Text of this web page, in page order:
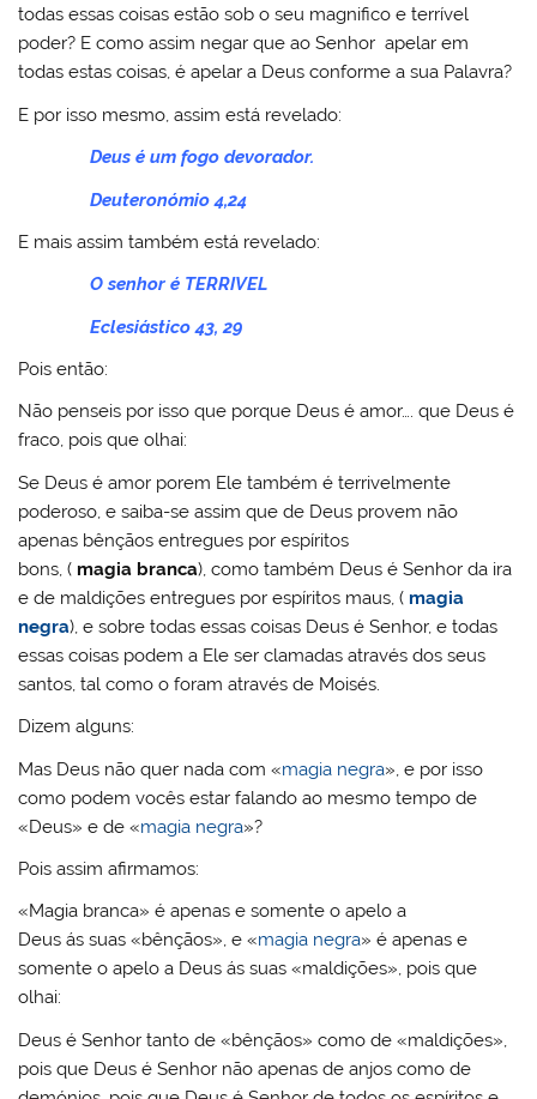
todas essas coisas estão sob o seu magnifico e terrível
poder? E como assim negar que ao Senhor apelar em
todas estas coisas, é apelar a Deus conforme a sua Palavra?
E por isso mesmo, assim está revelado:
Deus é um fogo devorador.
Deuteronómio 4,24
E mais assim também está revelado:
O senhor é TERRIVEL
Eclesiástico 43, 29
Pois então:
Não penseis por isso que porque Deus é amor…. que Deus é
fraco, pois que olhai:
Se Deus é amor porem Ele também é terrivelmente
poderoso, e saiba-se assim que de Deus provem não
apenas bênçãos entregues por espíritos
bons, ( magia branca), como também Deus é Senhor da ira
e de maldições entregues por espíritos maus, ( magia
negra), e sobre todas essas coisas Deus é Senhor, e todas
essas coisas podem a Ele ser clamadas através dos seus
santos, tal como o foram através de Moisés.
Dizem alguns:
Mas Deus não quer nada com «magia negra», e por isso
como podem vocês estar falando ao mesmo tempo de
«Deus» e de «magia negra»?
Pois assim afirmamos:
«Magia branca» é apenas e somente o apelo a
Deus ás suas «bênçãos», e «magia negra» é apenas e
somente o apelo a Deus ás suas «maldições», pois que
olhai:
Deus é Senhor tanto de «bênçãos» como de «maldições»,
pois que Deus é Senhor não apenas de anjos como de